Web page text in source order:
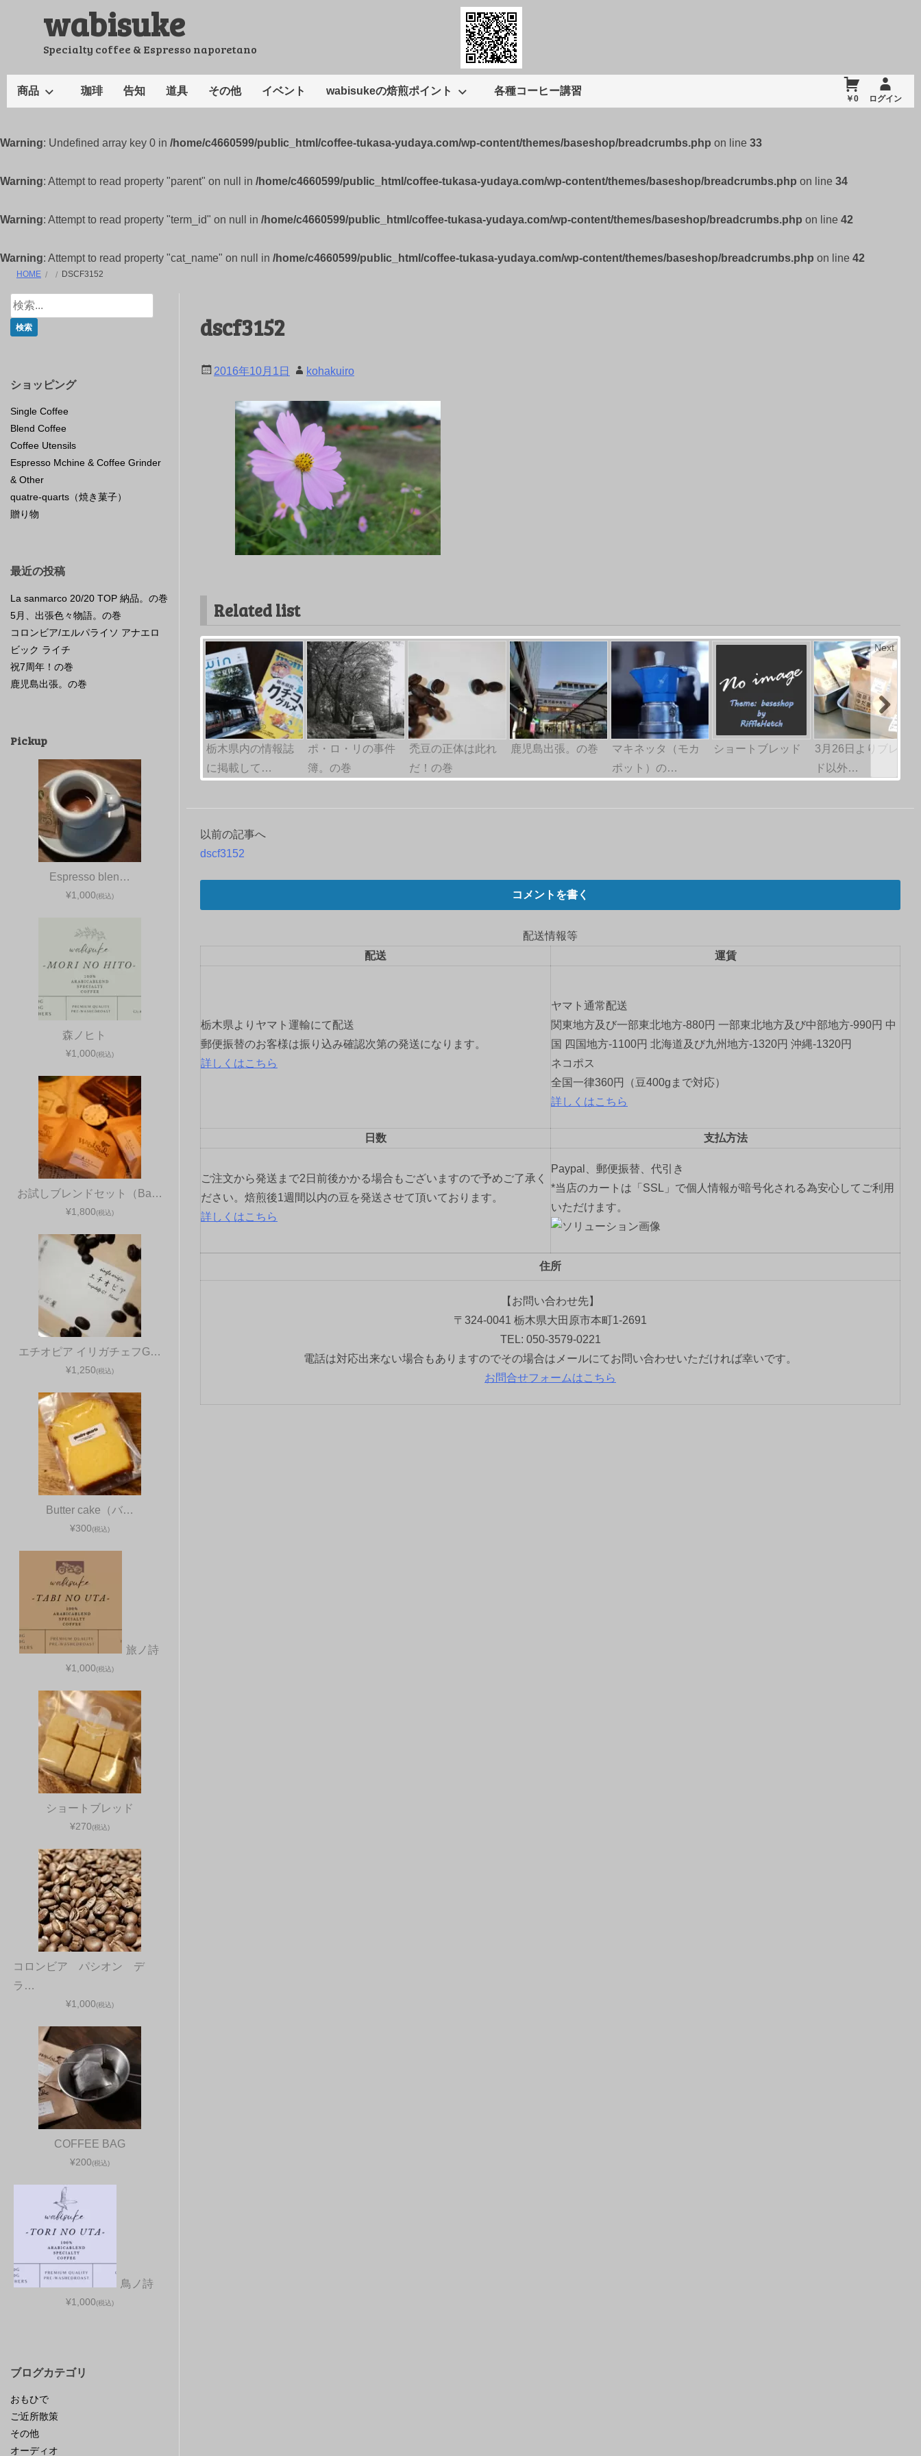
キ
プ
wabisuke
Specialty coffee & Espresso naporetano
商品 珈琲 告知 道具 その他 イベント wabisukeの焙煎ポイント 各種コーヒー講習
￥0 ログイン
Warning: Undefined array key 0 in /home/c4660599/public_html/coffee-tukasa-yudaya.com/wp-content/themes/baseshop/breadcrumbs.php on line 33
Warning: Attempt to read property "parent" on null in /home/c4660599/public_html/coffee-tukasa-yudaya.com/wp-content/themes/baseshop/breadcrumbs.php on line 34
Warning: Attempt to read property "term_id" on null in /home/c4660599/public_html/coffee-tukasa-yudaya.com/wp-content/themes/baseshop/breadcrumbs.php on line 42
Warning: Attempt to read property "cat_name" on null in /home/c4660599/public_html/coffee-tukasa-yudaya.com/wp-content/themes/baseshop/breadcrumbs.php on line 42
HOME DSCF3152
dscf3152
2016年10月1日 kohakuiro
Related list
栃木県内の情報誌
に掲載して…
ポ・ロ・リの事件
簿。の巻
禿豆の正体は此れ
だ！の巻
鹿児島出張。の巻
マキネッタ（モカ
ポット）の…
ショートブレッド
3月26日よりブレン
ド以外…
Next
投
シ
ョ
以前の記事へ
dscf3152
コメントを書く
配送情報等
配送
運賃
栃木県よりヤマト運輸にて配送
郵便振替のお客様は振り込み確認次第の発送になります。
詳しくはこちら
ヤマト通常配送
関東地方及び一部東北地方-880円 一部東北地方及び中部地方-990円 中
国 四国地方-1100円 北海道及び九州地方-1320円 沖縄-1320円
ネコポス
全国一律360円（豆400gまで対応）
詳しくはこちら
日数 支払方法
ご注文から発送まで2日前後かかる場合もございますので予めご了承く
ださい。焙煎後1週間以内の豆を発送させて頂いております。
詳しくはこちら
Paypal、郵便振替、代引き
*当店のカートは「SSL」で個人情報が暗号化される為安心してご利用
いただけます。
住所
【お問い合わせ先】
〒324-0041 栃木県大田原市本町1-2691
TEL: 050-3579-0221
電話は対応出来ない場合もありますのでその場合はメールにてお問い合わせいただければ幸いです。
お問合せフォームはこちら
ショッピング
Single Coffee
Blend Coffee
Coffee Utensils
Espresso Mchine & Coffee Grinder
& Other
quatre-quarts（焼き菓子）
贈り物
最近の投稿
La sanmarco 20/20 TOP 納品。の巻
5月、出張色々物語。の巻
コロンビア/エルパライソ アナエロ
ビック ライチ
祝7周年！の巻
鹿児島出張。の巻
Pickup
Espresso blen…
¥1,000(税込)
森ノヒト
¥1,000(税込)
お試しブレンドセット（Ba…
¥1,800(税込)
エチオピア イリガチェフG…
¥1,250(税込)
Butter cake（バ…
¥300(税込)
旅ノ詩
¥1,000(税込)
ショートブレッド
¥270(税込)
コロンビア パシオン デ
ラ…
¥1,000(税込)
COFFEE BAG
¥200(税込)
鳥ノ詩
¥1,000(税込)
ブログカテゴリ
おもひで
ご近所散策
その他
オーディオ